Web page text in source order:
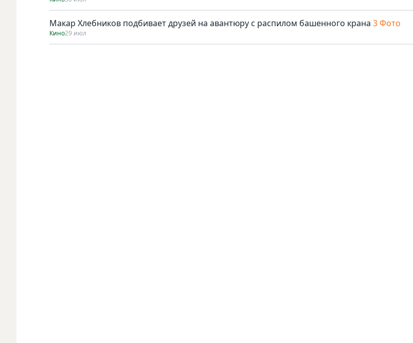
Макар Хлебников подбивает друзей на авантюру с распилом башенного крана 3 Фото
Кино29 июл